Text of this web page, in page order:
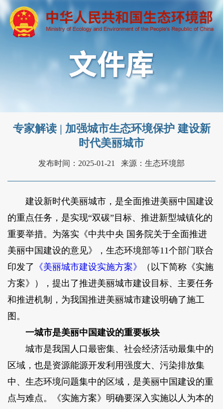
专家解读 | 加强城市生态环境保护 建设新
时代美丽城市
发布时间：2025-01-21 来源：生态环境部
建设新时代美丽城市，是全面推进美丽中国建设
的重点任务，是实现“双碳”目标、推进新型城镇化的
重要举措。为落实《中共中央 国务院关于全面推进
美丽中国建设的意见》，生态环境部等11个部门联合
印发了 《美丽城市建设实施方案》
（以下简称《实施
方案》），提出了推进美丽城市建设目标、主要任务
和推进机制，为我国推进美丽城市建设明确了施工
图。
一城市是美丽中国建设的重要板块
城市是我国人口最密集、社会经济活动最集中的
区域，也是资源能源开发利用强度大、污染排放集
中、生态环境问题集中的区域，是美丽中国建设的重
点与难点。《实施方案》明确要深入实施以人为本的